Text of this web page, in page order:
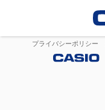
プライバシーポリシー